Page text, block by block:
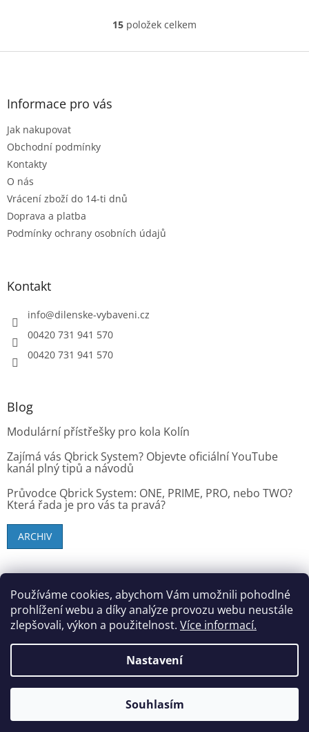
Používáme cookies, abychom Vám umožnili pohodlné
prohlížení webu a díky analýze provozu webu neustále
zlepšovali, výkon a použitelnost. Více informací.
Nastavení
Souhlasím
O
l
p
i
15 položek celkem
Z
Informace pro vás
Jak nakupovat
Obchodní podmínky
Kontakty
O nás
Vrácení zboží do 14-ti dnů
Doprava a platba
Podmínky ochrany osobních údajů
Kontakt
info@dilenske-vybaveni.cz
00420 731 941 570
00420 731 941 570
Blog
Modulární přístřešky pro kola Kolín
Zajímá vás Qbrick System? Objevte oficiální YouTube
kanál plný tipů a návodů
Průvodce Qbrick System: ONE, PRIME, PRO, nebo TWO?
Která řada je pro vás ta pravá?
ARCHIV
práva vyhrazena.